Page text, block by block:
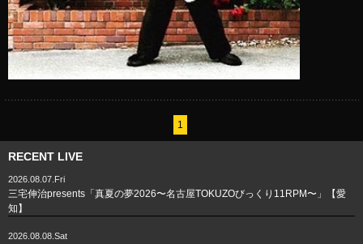
1
RECENT LIVE
2026.08.07.Fri
三宅伸治presents「真夏の夢2026〜名古屋TOKUZOびっくり11RPM〜」【愛
知】
2026.08.08.Sat